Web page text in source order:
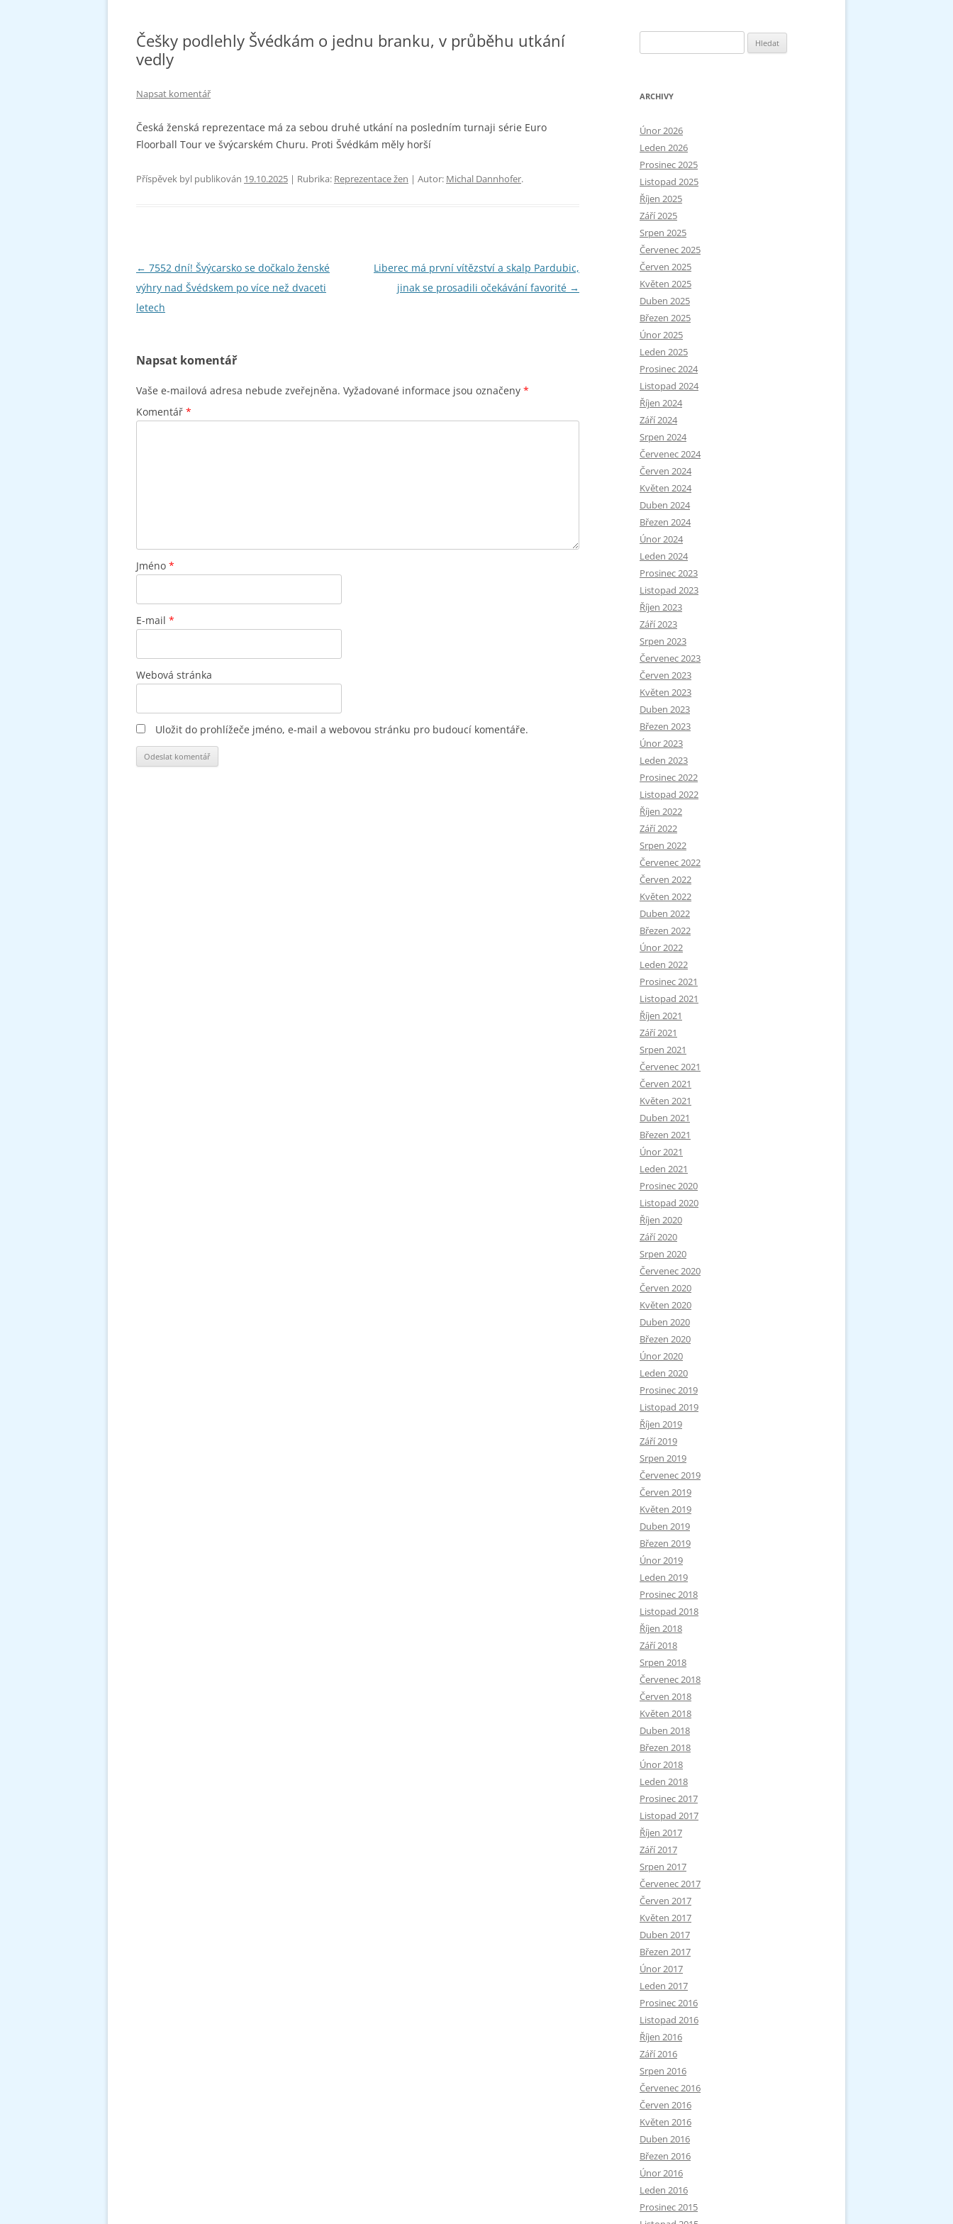
Češky podlehly Švédkám o jednu branku, v průběhu utkání
vedly
Napsat komentář
Česká ženská reprezentace má za sebou druhé utkání na posledním turnaji série Euro
Floorball Tour ve švýcarském Churu. Proti Švédkám měly horší
Příspěvek byl publikován 19.10.2025 | Rubrika: Reprezentace žen | Autor: Michal Dannhofer.
Navigace
pro
příspěvky
← 7552 dní! Švýcarsko se dočkalo ženské
výhry nad Švédskem po více než dvaceti
letech
Liberec má první vítězství a skalp Pardubic,
jinak se prosadili očekávání favorité →
Napsat komentář
Vaše e-mailová adresa nebude zveřejněna. Vyžadované informace jsou označeny *
Komentář *
Jméno *
E-mail *
Webová stránka
Uložit do prohlížeče jméno, e-mail a webovou stránku pro budoucí komentáře.
ARCHIVY
Únor 2026
Leden 2026
Prosinec 2025
Listopad 2025
Říjen 2025
Září 2025
Srpen 2025
Červenec 2025
Červen 2025
Květen 2025
Duben 2025
Březen 2025
Únor 2025
Leden 2025
Prosinec 2024
Listopad 2024
Říjen 2024
Září 2024
Srpen 2024
Červenec 2024
Červen 2024
Květen 2024
Duben 2024
Březen 2024
Únor 2024
Leden 2024
Prosinec 2023
Listopad 2023
Říjen 2023
Září 2023
Srpen 2023
Červenec 2023
Červen 2023
Květen 2023
Duben 2023
Březen 2023
Únor 2023
Leden 2023
Prosinec 2022
Listopad 2022
Říjen 2022
Září 2022
Srpen 2022
Červenec 2022
Červen 2022
Květen 2022
Duben 2022
Březen 2022
Únor 2022
Leden 2022
Prosinec 2021
Listopad 2021
Říjen 2021
Září 2021
Srpen 2021
Červenec 2021
Červen 2021
Květen 2021
Duben 2021
Březen 2021
Únor 2021
Leden 2021
Prosinec 2020
Listopad 2020
Říjen 2020
Září 2020
Srpen 2020
Červenec 2020
Červen 2020
Květen 2020
Duben 2020
Březen 2020
Únor 2020
Leden 2020
Prosinec 2019
Listopad 2019
Říjen 2019
Září 2019
Srpen 2019
Červenec 2019
Červen 2019
Květen 2019
Duben 2019
Březen 2019
Únor 2019
Leden 2019
Prosinec 2018
Listopad 2018
Říjen 2018
Září 2018
Srpen 2018
Červenec 2018
Červen 2018
Květen 2018
Duben 2018
Březen 2018
Únor 2018
Leden 2018
Prosinec 2017
Listopad 2017
Říjen 2017
Září 2017
Srpen 2017
Červenec 2017
Červen 2017
Květen 2017
Duben 2017
Březen 2017
Únor 2017
Leden 2017
Prosinec 2016
Listopad 2016
Říjen 2016
Září 2016
Srpen 2016
Červenec 2016
Červen 2016
Květen 2016
Duben 2016
Březen 2016
Únor 2016
Leden 2016
Prosinec 2015